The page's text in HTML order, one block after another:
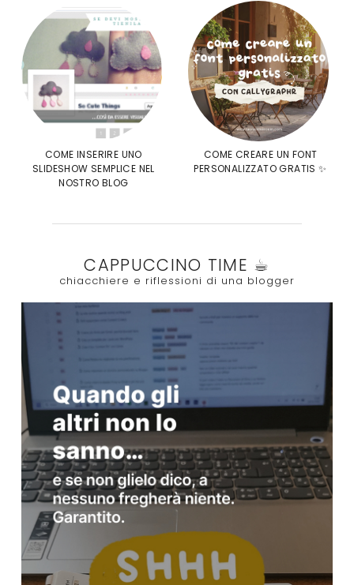
COME INSERIRE UNO
SLIDESHOW SEMPLICE NEL
NOSTRO BLOG
COME CREARE UN FONT
PERSONALIZZATO GRATIS ✨
CAPPUCCINO TIME ☕︎
chiacchiere e riflessioni di una blogger